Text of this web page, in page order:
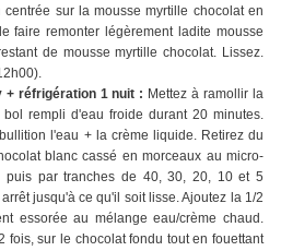
sur la mousse myrtille chocolat en
faire remonter légèrement ladite mousse
de mousse myrtille chocolat. Lissez.
+ réfrigération 1 nuit : Mettez à ramollir la
rempli d'eau froide durant 20 minutes.
l'eau + la crème liquide. Retirez du
blanc cassé en morceaux au micro-
puis par tranches de 40, 30, 20, 10 et 5
jusqu'à ce qu'il soit lisse. Ajoutez la 1/2
essorée au mélange eau/crème chaud.
fois, sur le chocolat fondu tout en fouettant